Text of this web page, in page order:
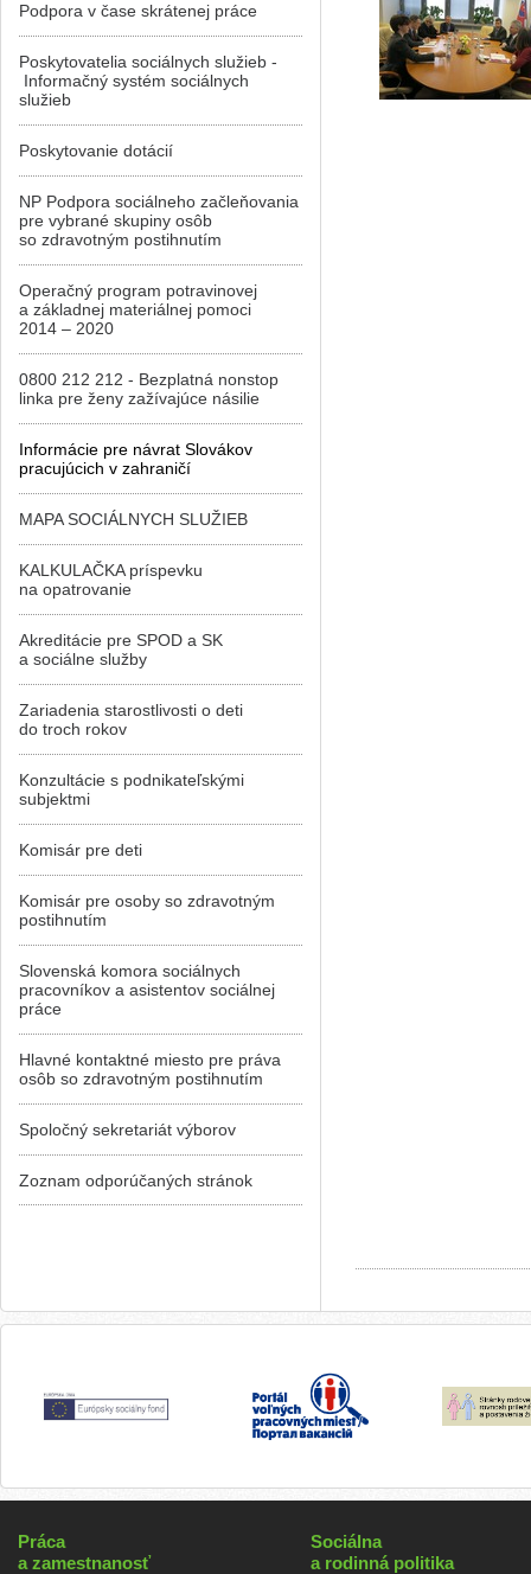
Podpora v čase skrátenej práce
Poskytovatelia sociálnych služieb -
Informačný systém sociálnych
služieb
Poskytovanie dotácií
NP Podpora sociálneho začleňovania
pre vybrané skupiny osôb
so zdravotným postihnutím
Operačný program potravinovej
a základnej materiálnej pomoci
2014 – 2020
0800 212 212 - Bezplatná nonstop
linka pre ženy zažívajúce násilie
Informácie pre návrat Slovákov
pracujúcich v zahraničí
MAPA SOCIÁLNYCH SLUŽIEB
KALKULAČKA príspevku
na opatrovanie
Akreditácie pre SPOD a SK
a sociálne služby
Zariadenia starostlivosti o deti
do troch rokov
Konzultácie s podnikateľskými
subjektmi
Komisár pre deti
Komisár pre osoby so zdravotným
postihnutím
Slovenská komora sociálnych
pracovníkov a asistentov sociálnej
práce
Hlavné kontaktné miesto pre práva
osôb so zdravotným postihnutím
Spoločný sekretariát výborov
Zoznam odporúčaných stránok
Práca
a zamestnanosť
Sociálna
a rodinná politika